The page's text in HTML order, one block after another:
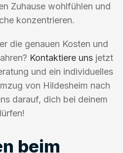
Zuhause wohlfühlen und
konzentrieren.
die genauen Kosten und
Kontaktiere uns jetzt
und ein individuelles
von Hildesheim nach
darauf, dich bei deinem
beim